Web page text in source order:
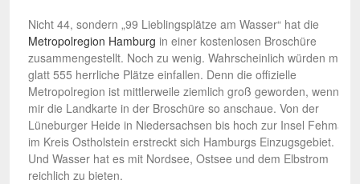
Nicht 44, sondern „99 Lieblingsplätze am Wasser“ hat die
Metropolregion Hamburg in einer kostenlosen Broschüre
zusammengestellt. Noch zu wenig. Wahrscheinlich würden mir
glatt 555 herrliche Plätze einfallen. Denn die offizielle
Metropolregion ist mittlerweile ziemlich groß geworden, wenn ich
mir die Landkarte in der Broschüre so anschaue. Von der
Lüneburger Heide in Niedersachsen bis hoch zur Insel Fehmarn
im Kreis Ostholstein erstreckt sich Hamburgs Einzugsgebiet.
Und Wasser hat es mit Nordsee, Ostsee und dem Elbstrom
reichlich zu bieten.